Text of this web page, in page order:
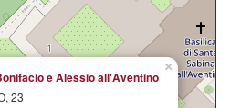
×
e Alessio all'Aventino
23